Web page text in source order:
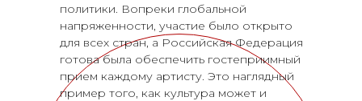
политики. Вопреки глобальной
напряженности, участие было открыто
для всех стран, а Российская Федерация
готова была обеспечить гостеприимный
прием каждому артисту. Это наглядный
пример того, как культура может и